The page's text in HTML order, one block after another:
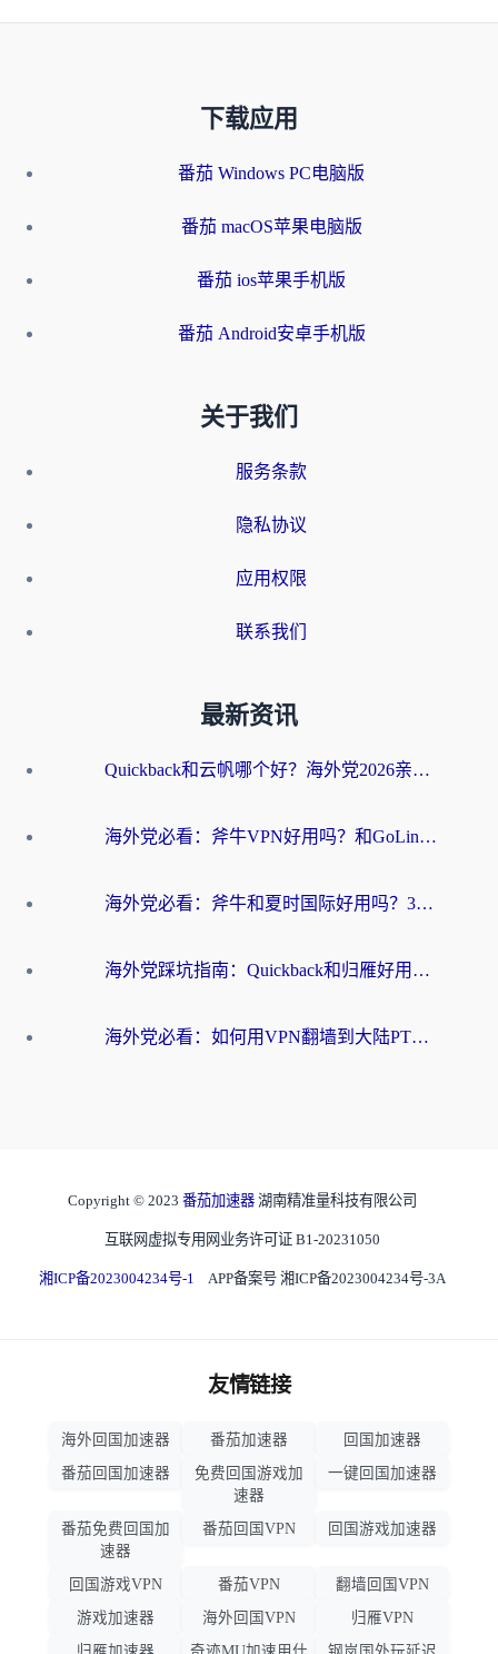
下载应用
番茄 Windows PC电脑版
番茄 macOS苹果电脑版
番茄 ios苹果手机版
番茄 Android安卓手机版
关于我们
服务条款
隐私协议
应用权限
联系我们
最新资讯
Quickback和云帆哪个好？海外党2026亲测指南：选对加速器大陆工具，无缝刷国内剧玩国服
海外党必看：斧牛VPN好用吗？和GoLinkVPN对比哪个回国效果更好？
海外党必看：斧牛和夏时国际好用吗？3步选对回国加速器，无缝刷国内资源
海外党踩坑指南：Quickback和归雁好用吗？选对加速器才能无缝刷国内资源
海外党必看：如何用VPN翻墙到大陆PTT？一篇解决你所有回国加速痛点
Copyright © 2023 番茄加速器 湖南精准量科技有限公司
互联网虚拟专用网业务许可证 B1-20231050
湘ICP备2023004234号-1 APP备案号 湘ICP备2023004234号-3A
友情链接
海外回国加速器 番茄加速器
回国加速器
番茄回国加速器
免费回国游戏加
速器
一键回国加速器
番茄免费回国加
速器
番茄回国VPN 回国游戏加速器
回国游戏VPN 番茄VPN
翻墙回国VPN
游戏加速器
海外回国VPN
归雁VPN